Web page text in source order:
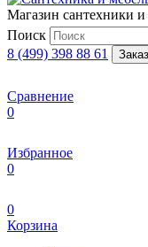
Магазин сантехники
Поиск
8 (499) 398 88 61
Сравнение
0
Избранное
0
0
Корзина